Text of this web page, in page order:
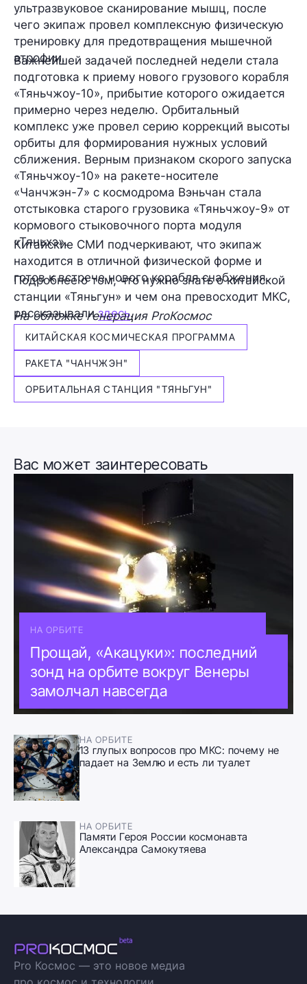
ультразвуковое сканирование мышц, после
чего экипаж провел комплексную физическую
тренировку для предотвращения мышечной
атрофии.
Важнейшей задачей последней недели стала
подготовка к приему нового грузового корабля
«Тяньчжоу-10», прибытие которого ожидается
примерно через неделю. Орбитальный
комплекс уже провел серию коррекций высоты
орбиты для формирования нужных условий
сближения. Верным признаком скорого запуска
«Тяньчжоу-10» на ракете-носителе
«Чанчжэн-7» с космодрома Вэньчан стала
отстыковка старого грузовика «Тяньчжоу-9» от
кормового стыковочного порта модуля
«Тяньхэ».
Китайские СМИ подчеркивают, что экипаж
находится в отличной физической форме и
готов к встрече нового корабля снабжения.
Подробнее о том, что нужно знать о китайской
станции «Тяньгун» и чем она превосходит МКС,
рассказывализдесь.
На обложке генерация ProКосмос
КИТАЙСКАЯ КОСМИЧЕСКАЯ ПРОГРАММА
РАКЕТА "ЧАНЧЖЭН"
ОРБИТАЛЬНАЯ СТАНЦИЯ "ТЯНЬГУН"
Вас может заинтересовать
НА ОРБИТЕ
Прощай, «Акацуки»: последний
зонд на орбите вокруг Венеры
замолчал навсегда
НА ОРБИТЕ
13 глупых вопросов про МКС: почему не
падает на Землю и есть ли туалет
НА ОРБИТЕ
Памяти Героя России космонавта
Александра Самокутяева
Pro Космос — это новое медиа